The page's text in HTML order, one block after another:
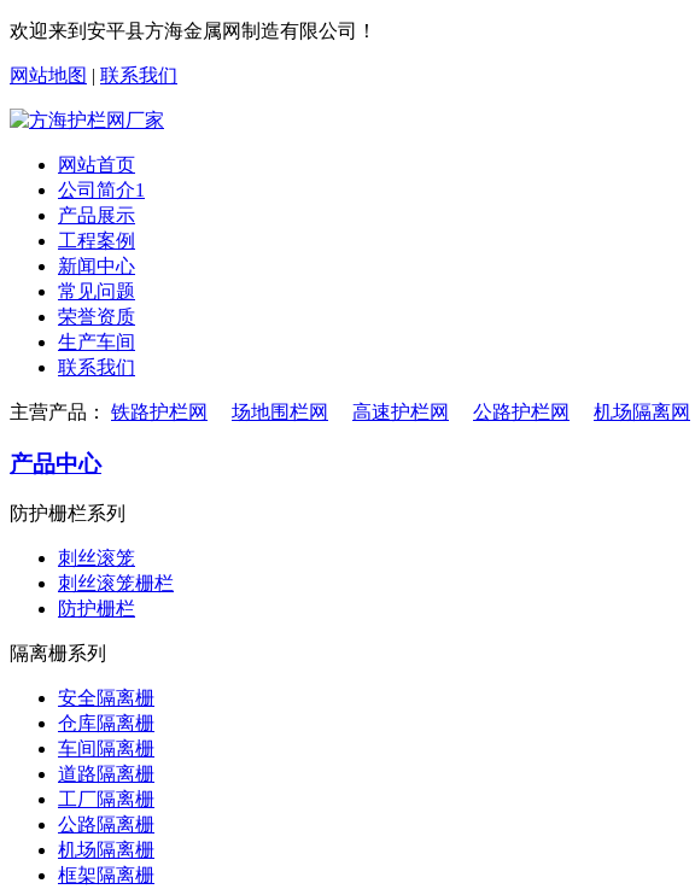
欢迎来到安平县方海金属网制造有限公司！
网站地图 | 联系我们
网站首页
公司简介1
产品展示
工程案例
新闻中心
常见问题
荣誉资质
生产车间
联系我们
主营产品： 铁路护栏网 场地围栏网 高速护栏网 公路护栏网 机场隔离网
产品中心
防护栅栏系列
刺丝滚笼
刺丝滚笼栅栏
防护栅栏
隔离栅系列
安全隔离栅
仓库隔离栅
车间隔离栅
道路隔离栅
工厂隔离栅
公路隔离栅
机场隔离栅
框架隔离栅